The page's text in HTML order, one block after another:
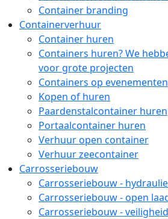
Container branding
Containerverhuur
Container huren
Containers huren? We
voor grote projecten
Containers op evenementen
Kopen of huren
Paardenstalcontainer huren
Portaalcontainer huren
Verhuur open container
Verhuur zeecontainer
Carrosseriebouw
Carrosseriebouw -
Carrosseriebouw - open
Carrosseriebouw -